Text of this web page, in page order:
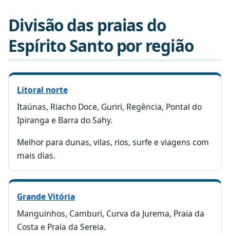
Divisão das praias do
Espírito Santo por região
Litoral norte
Itaúnas, Riacho Doce, Guriri, Regência, Pontal do
Ipiranga e Barra do Sahy.
Melhor para dunas, vilas, rios, surfe e viagens com
mais dias.
Grande Vitória
Manguinhos, Camburi, Curva da Jurema, Praia da
Costa e Praia da Sereia.